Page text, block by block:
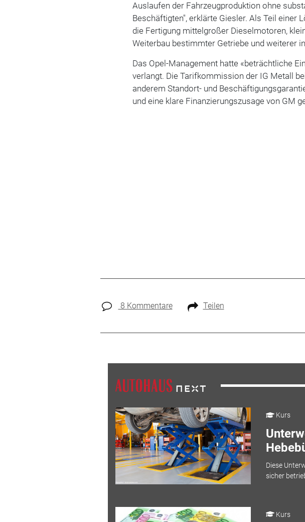
Auslaufen der Fahrzeugproduktion ohne
Beschäftigten", erklärte Giesler. Als Teil einer
die Fertigung mittelgroßer Dieselmotoren,
Weiterbau bestimmter Getriebe und weiterer
Das Opel-Management hatte «beträchtliche
verlangt. Die Tarifkommission der IG Metall
anderem Standort- und
und eine klare Finanzierungszusage von GM
8 Kommentare Teilen
Kurs
Diese
sicher
Kurs